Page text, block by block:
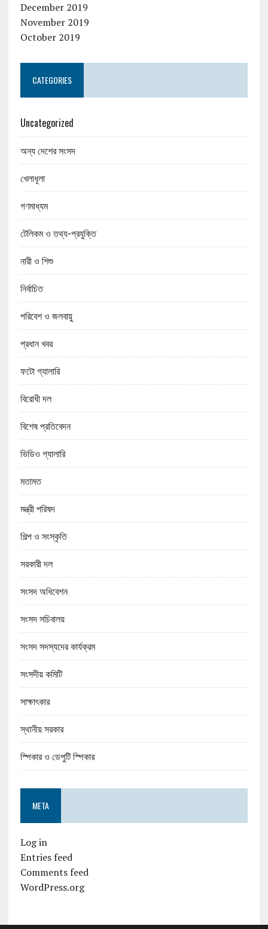
December 2019
November 2019
October 2019
CATEGORIES
Uncategorized
অন্য দেশের সংসদ
খেলাধূলা
গণমাধ্যম
টেলিকম ও তথ্য-প্রযুক্তি
নারী ও শিশু
নির্বাচিত
পরিবেশ ও জলবায়ু
প্রধান খবর
ফটো গ্যালারি
বিরোধী দল
বিশেষ প্রতিবেদন
ভিডিও গ্যালারি
মতামত
মন্ত্রী পরিষদ
শিল্প ও সংস্কৃতি
সরকারী দল
সংসদ অধিবেশন
সংসদ সচিবালয়
সংসদ সদস্যদের কার্যক্রম
সংসদীয় কমিটি
সাক্ষাৎকার
স্থানীয় সরকার
স্পিকার ও ডেপুটি স্পিকার
META
Log in
Entries feed
Comments feed
WordPress.org